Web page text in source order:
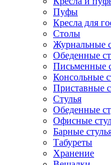
Пуфы
Кресла для
Столы
Журнальные
Обеденные
Письменные
Консольные
Приставные
Стулья
Обеденные
Офисные
Барные
Табуреты
Хранение